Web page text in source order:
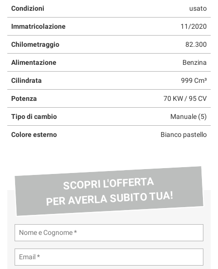
Condizioni usato
Immatricolazione 11/2020
Chilometraggio 82.300
Alimentazione Benzina
Cilindrata 999 Cm³
Potenza 70 KW / 95 CV
Tipo di cambio Manuale (5)
Colore esterno Bianco pastello
SCOPRI L'OFFERTA
PER AVERLA SUBITO TUA!
sul
funzionamento
di
questi
strumenti
tracciamento
si
alla
cookie
policy.
Puoi
rivedere
tue
in
qualsiasi
momento.